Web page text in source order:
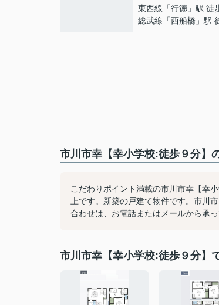
東西線 「行徳 」駅 徒
総武線 「西船橋 」駅
市川市幸【幸小学校:徒歩９分】
こだわりポイント満載の市川市幸【幸
上です。新築の戸建て物件です。市川
合わせは、お電話またはメールから承っ
市川市幸【幸小学校:徒歩９分】